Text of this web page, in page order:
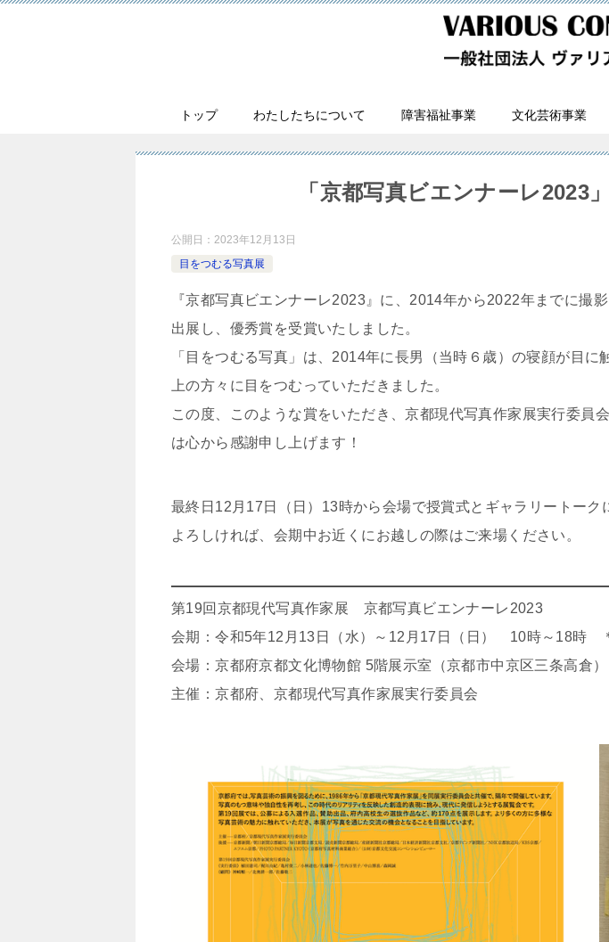
トップ わたしたちについて 障害福祉事業 文化芸術事業
「京都写真ビエンナーレ2023
公開日： 2023年12月13日
目をつむる写真展
『京都写真ビエンナーレ2023』に、2014年から2022年までに撮
出展し、優秀賞を受賞いたしました。
「目をつむる写真」は、2014年に長男（当時６歳）の寝顔が目
上の方々に目をつむっていただきました。
この度、このような賞をいただき、京都現代写真作家展実行委員
は心から感謝申し上げます！
最終日12月17日（日）13時から会場で授賞式とギャラリートーク
よろしければ、会期中お近くにお越しの際はご来場ください。
第19回京都現代写真作家展 京都写真ビエンナーレ2023
会期：令和5年12月13日（水）～12月17日（日） 10時～18時
会場：京都府京都文化博物館 5階展示室（京都市中京区三条高倉
主催：京都府、京都現代写真作家展実行委員会